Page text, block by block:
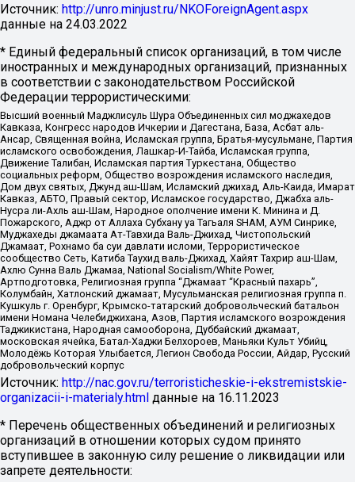
Источник: http://unro.minjust.ru/NKOForeignAgent.aspx
данные на 24.03.2022
* Единый федеральный список организаций, в том числе
иностранных и международных организаций, признанных
в соответствии с законодательством Российской
Федерации террористическими:
Высший военный Маджлисуль Шура Объединенных сил моджахедов
Кавказа, Конгресс народов Ичкерии и Дагестана, База, Асбат аль-
Ансар, Священная война, Исламская группа, Братья-мусульмане, Партия
исламского освобождения, Лашкар-И-Тайба, Исламская группа,
Движение Талибан, Исламская партия Туркестана, Общество
социальных реформ, Общество возрождения исламского наследия,
Дом двух святых, Джунд аш-Шам, Исламский джихад, Аль-Каида, Имарат
Кавказ, АБТО, Правый сектор, Исламское государство, Джабха аль-
Нусра ли-Ахль аш-Шам, Народное ополчение имени К. Минина и Д.
Пожарского, Аджр от Аллаха Субхану уа Тагьаля SHAM, АУМ Синрике,
Муджахеды джамаата Ат-Тавхида Валь-Джихад, Чистопольский
Джамаат, Рохнамо ба суи давлати исломи, Террористическое
сообщество Сеть, Катиба Таухид валь-Джихад, Хайят Тахрир аш-Шам,
Ахлю Сунна Валь Джамаа, National Socialism/White Power,
Артподготовка, Религиозная группа “Джамаат “Красный пахарь”,
Колумбайн, Хатлонский джамаат, Мусульманская религиозная группа п.
Кушкуль г. Оренбург, Крымско-татарский добровольческий батальон
имени Номана Челебиджихана, Азов, Партия исламского возрождения
Таджикистана, Народная самооборона, Дуббайский джамаат,
московская ячейка, Батал-Хаджи Белхороев, Маньяки Культ Убийц,
Молодёжь Которая Улыбается, Легион Свобода России, Айдар, Русский
добровольческий корпус
Источник: http://nac.gov.ru/terroristicheskie-i-ekstremistskie-
organizacii-i-materialy.html данные на 16.11.2023
* Перечень общественных объединений и религиозных
организаций в отношении которых судом принято
вступившее в законную силу решение о ликвидации или
запрете деятельности: